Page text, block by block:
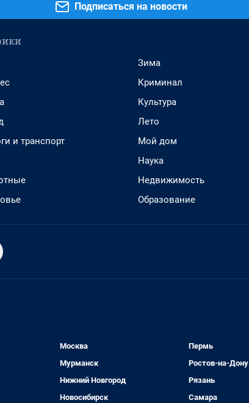
Подписаться на новости
и транспорт
Зима
Криминал
Культура
Лето
Мой дом
Наука
Недвижимость
Образование
Москва
Мурманск
Нижний Новгород
Новосибирск
Пермь
Ростов-на-Дону
Рязань
Самара